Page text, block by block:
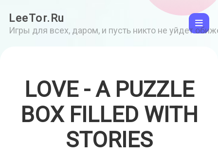
LeeTor.Ru
Игры для всех, даром, и пусть никто не уйдет
LOVE - A PUZZLE
BOX FILLED WITH
STORIES